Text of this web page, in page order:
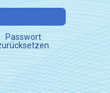
Passwort